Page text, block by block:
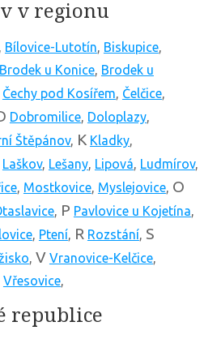
v regionu
Bílovice-Lutotín, Biskupice,
Brodek u Konice, Brodek u
Čechy pod Kosířem, Čelčice,
Dobromilice, Doloplazy,
Štěpánov, K Kladky,
Laškov, Lešany, Lipová, Ludmírov,
, Mostkovice, Myslejovice, O
, P Pavlovice u Kojetína,
, Ptení, R Rozstání, S
, V Vranovice-Kelčice,
Vřesovice,
republice